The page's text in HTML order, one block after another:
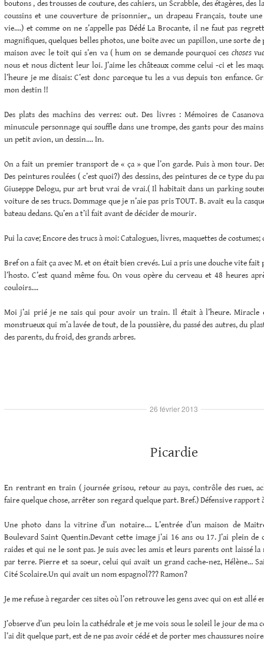
boutons , des trousses de couture, des cahiers, un Scrabble, des étagères, des
coussins et une couverture de prisonnier,, un drapeau Français, toute
vie….) et comme on ne s’appelle pas Dédé La Brocante, il ne faut pas
magnifiques, quelques belles photos, une boite avec un papillon, une sorte
maison avec le toit qui s’en va ( hum on se demande pourquoi ces choses
nous et nous dictent leur loi. J’aime les châteaux comme celui -ci et les
l’heure je me disais: C’est donc parceque tu les a vus depuis ton enfance.
mon destin !!
Des plats des machins des verres: out. Des livres : Mémoires de
minuscule personnage qui souffle dans une trompe, des gants pour des
un petit avion, un dessin…. In.
On a fait un premier transport de « ça » que l’on garde. Puis à mon tour.
Des peintures roulées ( c’est quoi?) des dessins, des peintures de ce type du
Giuseppe Delogu, pur art brut vrai de vrai.( Il habitait dans un parking
voiture de ses trucs. Dommage que je n’aie pas pris TOUT. B. avait eu la
bateau dedans. Qu’en a t’il fait avant de décider de mourir.
Pui la cave; Encore des trucs à moi: Catalogues, livres, maquettes de costumes;
Bref on a fait ça avec M. et on était bien crevés. Lui a pris une douche vite
l’hosto. C’est quand même fou. On vous opère du cerveau et 48 heures
couloirs….
Moi j’ai prié je ne sais qui pour avoir un train. Il était à l’heure.
monstrueux qui m’a lavée de tout, de la poussière, du passé des autres, du
des parents, du froid, des grands arbres.
Picardie
En rentrant en train ( journée grisou, retour au pays, contrôle des rues,
faire quelque chose, arrêter son regard quelque part. Bref.) Défensive rapport
Une photo dans la vitrine d’un notaire…. L’entrée d’un maison de
Boulevard Saint Quentin.Devant cette image j’ai 16 ans ou 17. J’ai plein de
raides et qui ne le sont pas. Je suis avec les amis et leurs parents ont laissé
par terre. Pierre et sa soeur, celui qui avait un grand cache-nez, Hélène…
Cité Scolaire.Un qui avait un nom espagnol??? Ramon?
Je me refuse à regarder ces sites où l’on retrouve les gens avec qui on est allé
J’observe d’un peu loin la cathédrale et je me vois sous le soleil le jour de
l’ai dit quelque part, est de ne pas avoir cédé et de porter mes chaussures
26 février 2013